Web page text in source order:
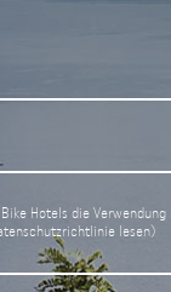
Hotels die
lesen)